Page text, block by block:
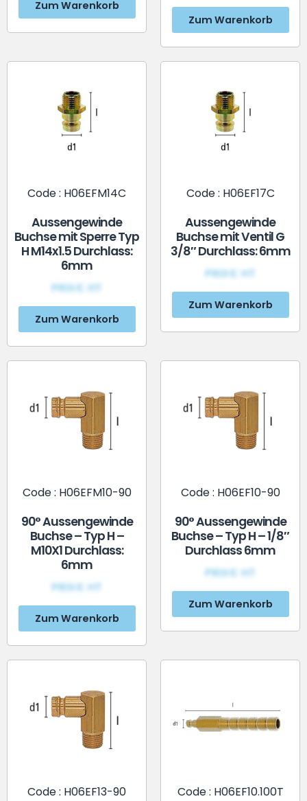
Zum Warenkorb
Zum Warenkorb
Code : H06EFM14C
Aussengewinde
Buchse mit Sperre Typ
H M14x1.5 Durchlass:
6mm
PRIX€ HT
Zum Warenkorb
Code : H06EF17C
Aussengewinde
Buchse mit Ventil G
3/8″ Durchlass: 6mm
PRIX€ HT
Zum Warenkorb
Code : H06EFM10-90
90° Aussengewinde
Buchse – Typ H –
M10X1 Durchlass:
6mm
PRIX€ HT
Zum Warenkorb
Code : H06EF10-90
90° Aussengewinde
Buchse – Typ H – 1/8″
Durchlass 6mm
PRIX€ HT
Zum Warenkorb
Code : H06EF13-90 Code : H06EF10.100T